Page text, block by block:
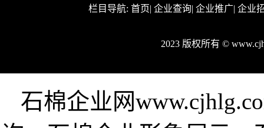
栏目导航: 首页| 企业查询| 企业推广| 企业
2023 版权所有 ©
石棉企业网